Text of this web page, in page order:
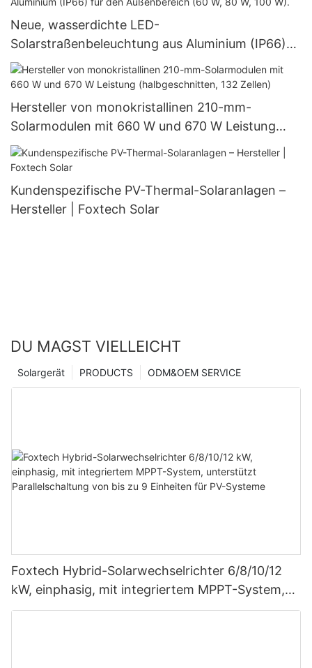
Neue, wasserdichte LED-
Solarstraßenbeleuchtung aus Aluminium (IP66)
für den Außenbereich (60 W, 80 W, 100 W).
Hersteller von monokristallinen 210-mm-
Solarmodulen mit 660 W und 670 W Leistung
(halbgeschnitten, 132 Zellen)
Kundenspezifische PV-Thermal-Solaranlagen –
Hersteller | Foxtech Solar
DU MAGST VIELLEICHT
ODM&OEM SERVICE
PRODUCTS
Solargerät
Foxtech Hybrid-Solarwechselrichter 6/8/10/12
kW, einphasig, mit integriertem MPPT-System,
unterstützt Parallelschaltung von bis zu 9